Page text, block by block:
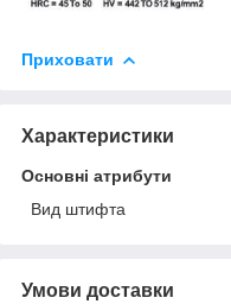
Приховати
Характеристики
Основні атрибути
Вид штифта
Умови доставки